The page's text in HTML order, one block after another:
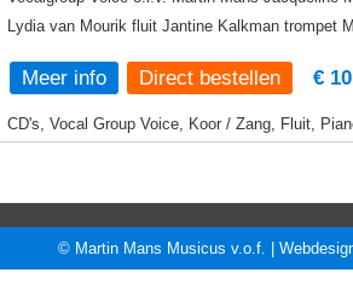
Lydia van Mourik fluit Jantine Kalkman trompet
Meer info €
CD's, Vocal Group Voice, Koor / Zang, Fluit,
© Martin Mans Musicus v.o.f. |